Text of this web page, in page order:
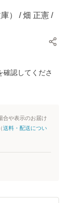
） / 畑 正憲 /
確認してくださ
合や表示のお届け
送料・配送につい